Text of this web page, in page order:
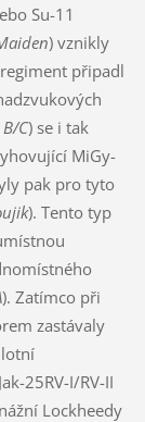
Su-11
) vznikly
připadl
C) se i tak
MiGy-
pak pro tyto
). Tento typ
). Zatímco při
zastávaly
25RV-I/RV-II
Lockheedy